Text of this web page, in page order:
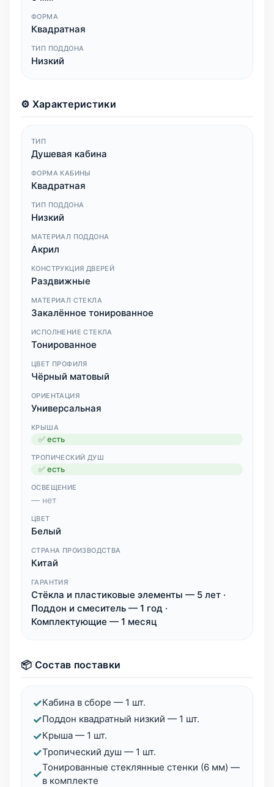
ФОРМА
Квадратная
ТИП ПОДДОНА
Низкий
⚙️ Характеристики
ТИП
Душевая кабина
ФОРМА КАБИНЫ
Квадратная
ТИП ПОДДОНА
Низкий
МАТЕРИАЛ ПОДДОНА
Акрил
КОНСТРУКЦИЯ ДВЕРЕЙ
Раздвижные
МАТЕРИАЛ СТЕКЛА
Закалённое тонированное
ИСПОЛНЕНИЕ СТЕКЛА
Тонированное
ЦВЕТ ПРОФИЛЯ
Чёрный матовый
ОРИЕНТАЦИЯ
Универсальная
КРЫША
✅ есть
ТРОПИЧЕСКИЙ ДУШ
✅ есть
ОСВЕЩЕНИЕ
— нет
ЦВЕТ
Белый
СТРАНА ПРОИЗВОДСТВА
Китай
ГАРАНТИЯ
Стёкла и пластиковые элементы — 5 лет ·
Поддон и смеситель — 1 год ·
Комплектующие — 1 месяц
📦 Состав поставки
✓Кабина в сборе — 1 шт.
✓Поддон квадратный низкий — 1 шт.
✓Крыша — 1 шт.
✓Тропический душ — 1 шт.
✓
Тонированные стеклянные стенки (6 мм) —
в комплекте